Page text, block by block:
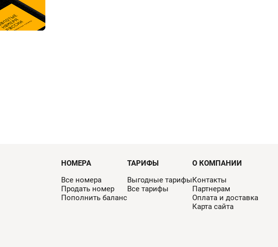
НОМЕРА
Все номера
Продать номер
Пополнить баланс
ТАРИФЫ
Выгодные тарифы
Все тарифы
О КОМПАНИИ
Контакты
Партнерам
Оплата и доставка
Карта сайта